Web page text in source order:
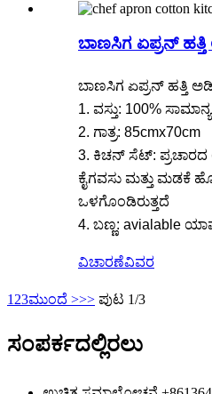
ಬಾಣಸಿಗ ಏಪ್ರನ್
ಬಾಣಸಿಗ ಏಪ್ರನ್ ಹತ್ತಿ
1. ವಸ್ತು: 100%
2. ಗಾತ್ರ: 85cmx70cm
3. ಕಿಚನ್ ಸೆಟ್:
ಕೈಗವಸು ಮತ್ತು ಮಡಕೆ
ಒಳಗೊಂಡಿರುತ್ತದೆ
4. ಬಣ್ಣ: avialable
ವಿಚಾರಣೆವಿವರ
1 23ಮುಂದೆ >>> ಪುಟ 1/3
ಸಂಪರ್ಕದಲ್ಲಿರಲು